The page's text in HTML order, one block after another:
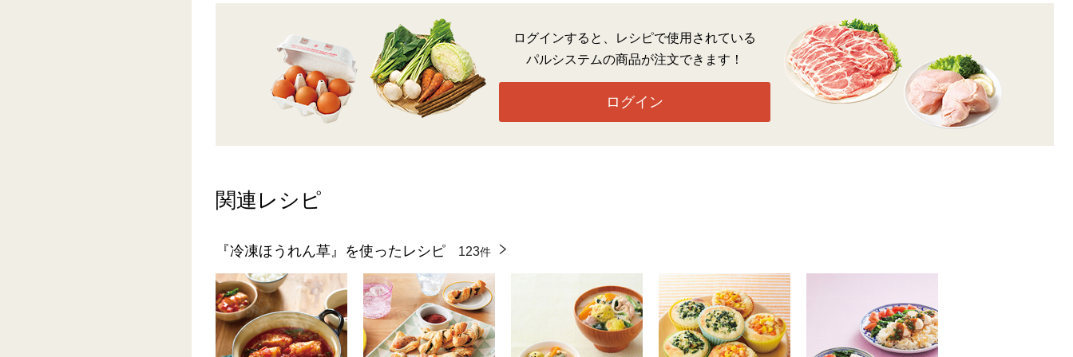
ログインすると、レシピで使用されている
パルシステムの商品が注文できます！
ログイン
関連レシピ
『冷凍ほうれん草』を使ったレシピ 123件